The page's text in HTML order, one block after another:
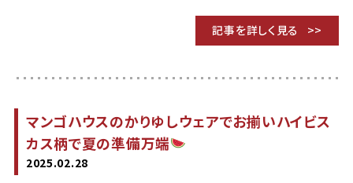
記事を詳しく見る
マンゴハウスのかりゆしウェアでお揃いハイビス
カス柄で夏の準備万端
2025.02.28